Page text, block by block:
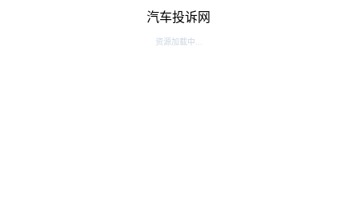
汽车投诉网
资源加载中...